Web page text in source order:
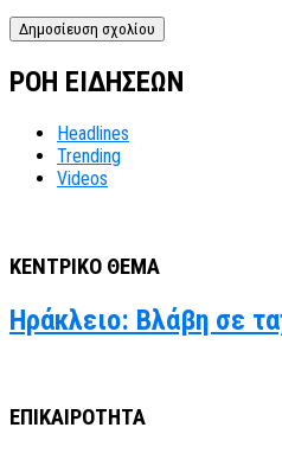
ΡΟΗ ΕΙΔΗΣΕΩΝ
Headlines
Trending
Videos
ΚΕΝΤΡΙΚΟ ΘΕΜΑ
Ηράκλειο: Βλάβη σε
ΕΠΙΚΑΙΡΟΤΗΤΑ